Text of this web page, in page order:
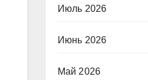
Июль 2026
Июнь 2026
Май 2026